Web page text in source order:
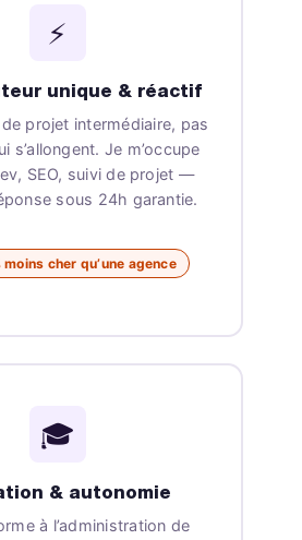
⚡
unique & réactif
projet intermédiaire, pas
s’allongent. Je m’occupe
SEO, suivi de projet —
sous 24h garantie.
cher qu’une agence
🎓
& autonomie
à l’administration de